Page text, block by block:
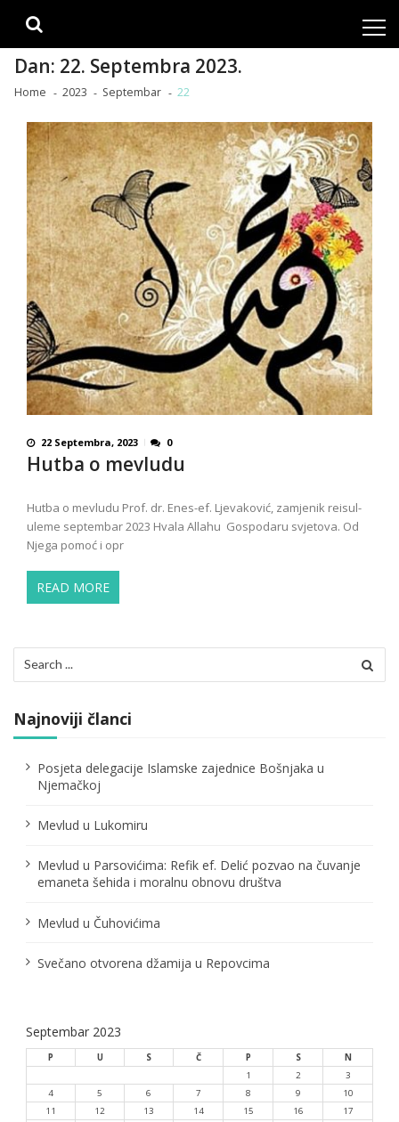
Dan: 22. Septembra 2023.
Home 2023 Septembar 22
22 Septembra, 2023 0
Hutba o mevludu
Hutba o mevludu Prof. dr. Enes-ef. Ljevaković, zamjenik reisul-
uleme septembar 2023 Hvala Allahu Gospodaru svjetova. Od
Njega pomoć i opr
READ MORE
for:
Najnoviji članci
Posjeta delegacije Islamske zajednice Bošnjaka u
Njemačkoj
Mevlud u Lukomiru
Mevlud u Parsovićima: Refik ef. Delić pozvao na čuvanje
emaneta šehida i moralnu obnovu društva
Mevlud u Čuhovićima
Svečano otvorena džamija u Repovcima
Septembar 2023
P U S Č P S
N
1
2
3
4
5 6 7 8 9
10
11
12 13 14 15 16
17